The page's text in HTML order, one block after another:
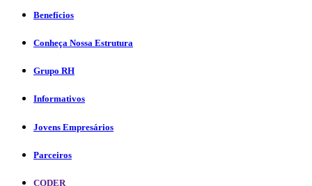
Benefícios
Conheça Nossa Estrutura
Grupo RH
Informativos
Jovens Empresários
Parceiros
CODER